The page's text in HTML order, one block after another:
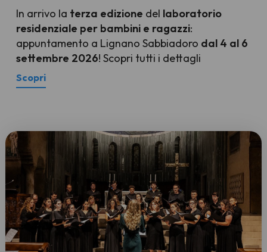
In arrivo la terza edizione del laboratorio
residenziale per bambini e ragazzi:
appuntamento a Lignano Sabbiadoro dal 4 al 6
settembre 2026! Scopri tutti i dettagli
Scopri